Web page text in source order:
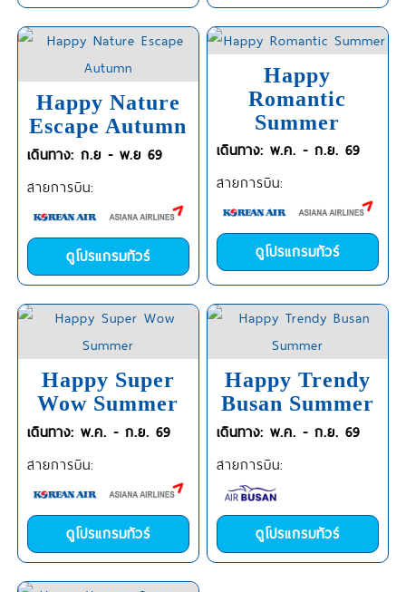
Happy Nature
Escape Autumn
เดินทาง: ก.ย - พ.ย 69
สายการบิน:
ดูโปรแกรมทัวร์
Happy
Romantic
Summer
เดินทาง: พ.ค. - ก.ย. 69
สายการบิน:
ดูโปรแกรมทัวร์
Happy Super
Wow Summer
เดินทาง: พ.ค. - ก.ย. 69
สายการบิน:
ดูโปรแกรมทัวร์
Happy Trendy
Busan Summer
เดินทาง: พ.ค. - ก.ย. 69
สายการบิน:
ดูโปรแกรมทัวร์